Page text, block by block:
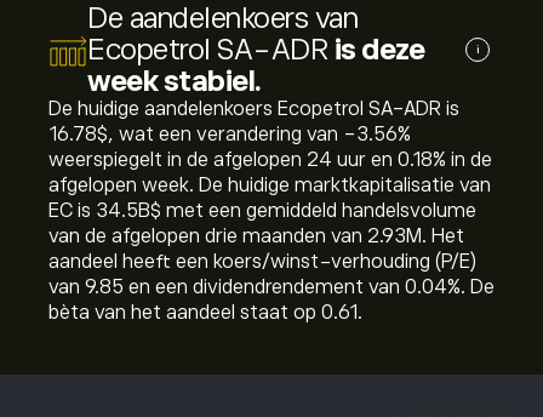
De aandelenkoers van
Ecopetrol SA-ADR is deze
week stabiel.
i
De huidige aandelenkoers Ecopetrol SA-ADR is
16.78‎$‎, wat een verandering van ‎-3.56‎%
weerspiegelt in de afgelopen 24 uur en ‎0.18‎% in de
afgelopen week. De huidige marktkapitalisatie van
EC is 34.5B‎$‎ met een gemiddeld handelsvolume
van de afgelopen drie maanden van 2.93M. Het
aandeel heeft een koers/winst-verhouding (P/E)
van 9.85 en een dividendrendement van 0.04%. De
bèta van het aandeel staat op 0.61.